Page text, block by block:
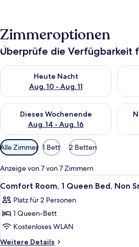
Zimmeroptionen
Überprüfe die Verfügbarkeit
Heute Nacht
Aug. 10 - Aug. 11
Überprüfe die Verfügbarkeit für
Dieses Wochenende
Aug. 14 - Aug. 16
Überprüfe die Verfügbarkeit für
Verfügbare
Filter
für
Zimmer
Alle Zimmer 1 Bett 2 Betten
Anzeige von 7 von 7 Zimmern
Alle
Fotos
für
Comfort
Room,
1
Ein
4
Comfort Room, 1 Queen Bed, Non
Platz für 2 Personen
1 Queen-Bett
Kostenloses WLAN
Weitere Details
Weitere